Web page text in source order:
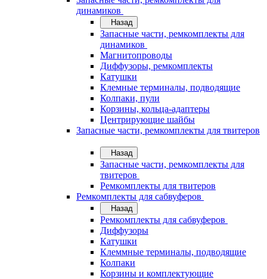
динамиков
Назад
Запасные части, ремкомплекты для
динамиков
Магнитопроводы
Диффузоры, ремкомплекты
Катушки
Клемные терминалы, подводящие
Колпаки, пули
Корзины, кольца-адаптеры
Центрирующие шайбы
Запасные части, ремкомплекты для твитеров
Назад
Запасные части, ремкомплекты для
твитеров
Ремкомплекты для твитеров
Ремкомплекты для сабвуферов
Назад
Ремкомплекты для сабвуферов
Диффузоры
Катушки
Клеммные терминалы, подводящие
Колпаки
Корзины и комплектующие